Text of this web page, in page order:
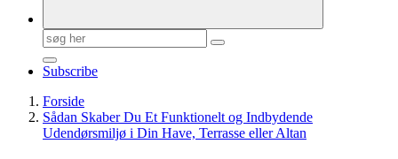
Søg
efter:
Subscribe
Forside
Sådan Skaber Du Et Funktionelt og Indbydende
Udendørsmiljø i Din Have, Terrasse eller Altan